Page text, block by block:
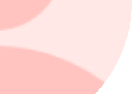
går nu försvarssektorn in i en
i juli – tar in